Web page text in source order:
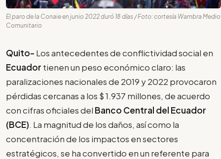
El paro de la Conaie en junio 2022 duró 18 días / Foto: cortesía Wambra Medio
Comunitario
Quito- Los antecedentes de conflictividad social en
Ecuador tienen un peso económico claro: las
paralizaciones nacionales de 2019 y 2022 provocaron
pérdidas cercanas a los $ 1.937 millones, de acuerdo
con cifras oficiales del Banco Central del Ecuador
(BCE). La magnitud de los daños, así como la
concentración de los impactos en sectores
estratégicos, se ha convertido en un referente para